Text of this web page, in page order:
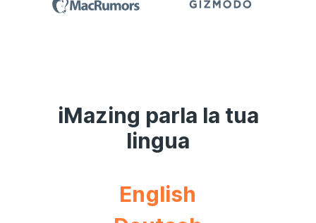
iMazing parla la tua
lingua
English